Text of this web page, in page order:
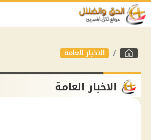
الاخبار العامة
الاخبار العامة